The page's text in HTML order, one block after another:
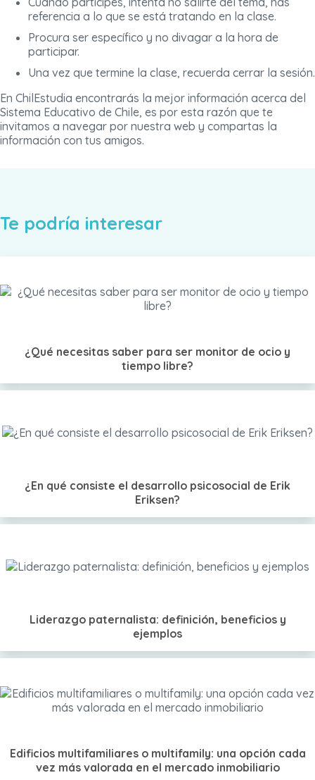
referencia a lo que se está tratando en la clase.
Procura ser específico y no divagar a la hora de
participar.
Una vez que termine la clase, recuerda cerrar la sesión.
En ChilEstudia encontrarás la mejor información acerca del
Sistema Educativo de Chile, es por esta razón que te
invitamos a navegar por nuestra web y compartas la
información con tus amigos.
Te podría interesar
¿Qué necesitas saber para ser monitor de ocio y
tiempo libre?
¿En qué consiste el desarrollo psicosocial de Erik
Eriksen?
Liderazgo paternalista: definición, beneficios y
ejemplos
Edificios multifamiliares o multifamily: una opción cada
vez más valorada en el mercado inmobiliario